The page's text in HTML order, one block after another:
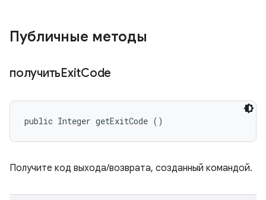
Публичные методы
получитьExitCode
public Integer getExitCode ()
Получите код выхода/возврата, созданный командой.